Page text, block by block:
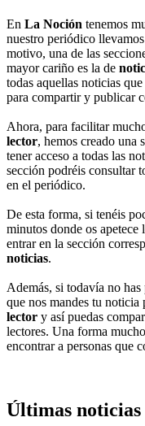
En La Noción tenemos
nuestro periódico
motivo, una de las
mayor cariño es la de
todas aquellas noticias
para compartir y publicar
Ahora, para facilitar
lector, hemos creado una
tener acceso a todas las
sección podréis consultar
en el periódico.
De esta forma, si tenéis
minutos donde os apetece
entrar en la sección
noticias.
Además, si todavía no
que nos mandes tu noticia
lector y así puedas
lectores. Una forma
encontrar a personas que
Últimas